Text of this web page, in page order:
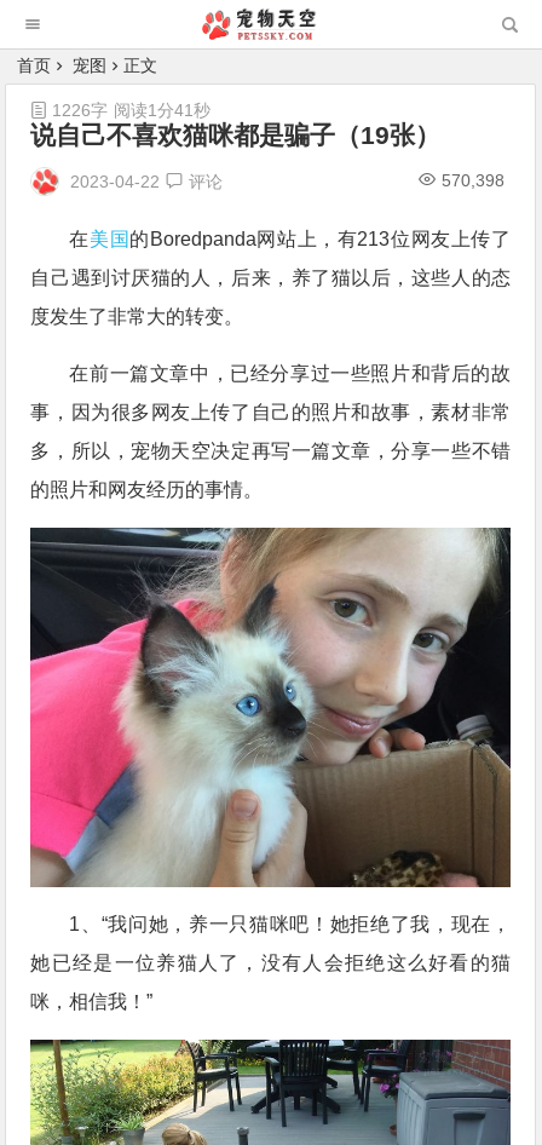
首页 宠图 正文
说自己不喜欢猫咪都是骗子（19张）
2023-04-22 评论 570,398
1226字 阅读1分41秒
在美国 的Boredpanda网站上，有213位网友上传了
自己遇到讨厌猫的人，后来，养了猫以后，这些人的态
度发生了非常大的转变。
在前一篇文章中，已经分享过一些照片和背后的故
事，因为很多网友上传了自己的照片和故事，素材非常
多，所以，宠物天空决定再写一篇文章，分享一些不错
的照片和网友经历的事情。
1、“我问她，养一只猫咪吧！她拒绝了我，现在，
她已经是一位养猫人了，没有人会拒绝这么好看的猫
咪，相信我！”